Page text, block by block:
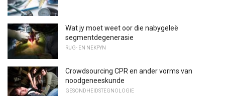
Wat jy moet weet oor die nabygeleë
segmentdegenerasie
RUG- EN NEKPYN
Crowdsourcing CPR en ander vorms van
noodgeneeskunde
GESONDHEIDSTEGNOLOGIE